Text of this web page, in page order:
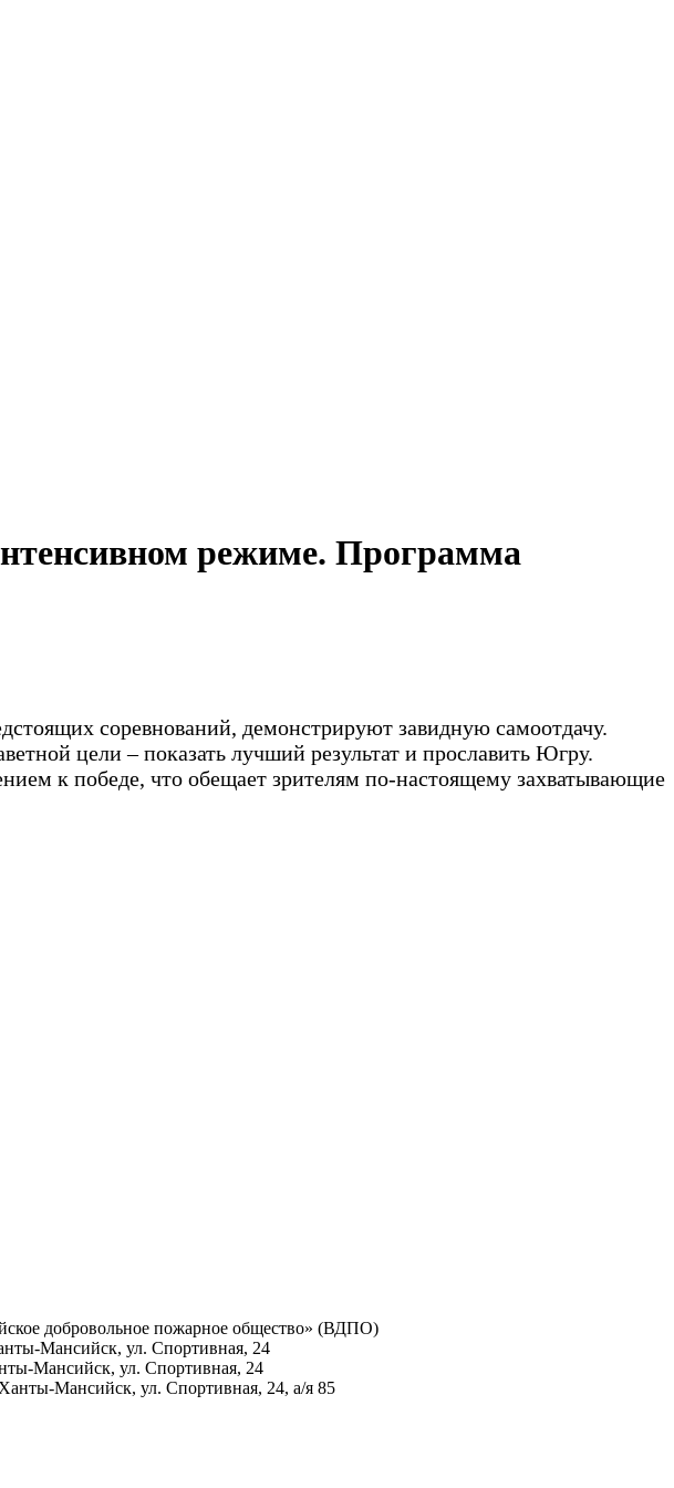
режиме. Программа
соревнований, демонстрируют завидную самоотдачу.
цели – показать лучший результат и прославить Югру.
к победе, что обещает зрителям по-настоящему захватывающие
добровольное пожарное общество» (ВДПО)
Мансийск, ул. Спортивная, 24
Мансийск, ул. Спортивная, 24
Мансийск, ул. Спортивная, 24, а/я 85